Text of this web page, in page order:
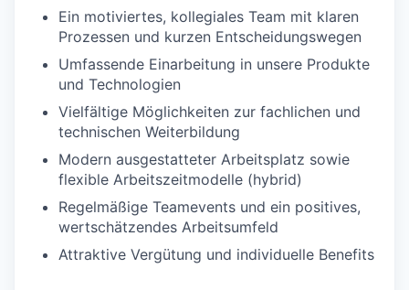
Ein motiviertes, kollegiales Team mit klaren
Prozessen und kurzen Entscheidungswegen
Umfassende Einarbeitung in unsere Produkte
und Technologien
Vielfältige Möglichkeiten zur fachlichen und
technischen Weiterbildung
Modern ausgestatteter Arbeitsplatz sowie
flexible Arbeitszeitmodelle (hybrid)
Regelmäßige Teamevents und ein positives,
wertschätzendes Arbeitsumfeld
Attraktive Vergütung und individuelle Benefits